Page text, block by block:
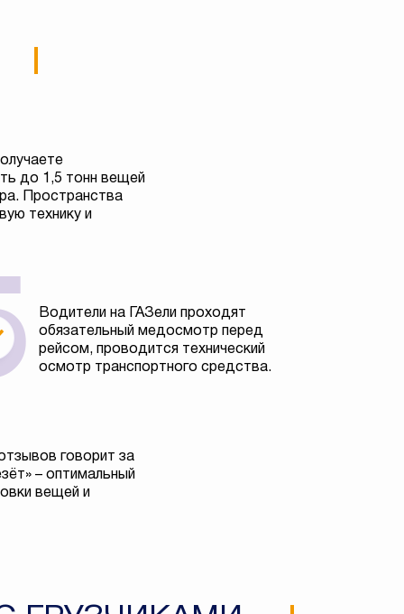
до 1,5 тонн вещей
Пространства
технику и
Водители на ГАЗели проходят
обязательный медосмотр перед
рейсом, проводится технический
осмотр транспортного средства.
говорит за
– оптимальный
вещей и